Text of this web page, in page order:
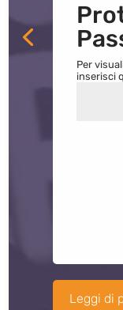
Per
inserisci
Leggi di